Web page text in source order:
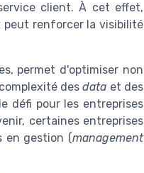
client. À cet effet,
peut renforcer la visibilité
permet d'optimiser non
desdata et des
défi pour les entreprises
certaines entreprises
en gestion (management